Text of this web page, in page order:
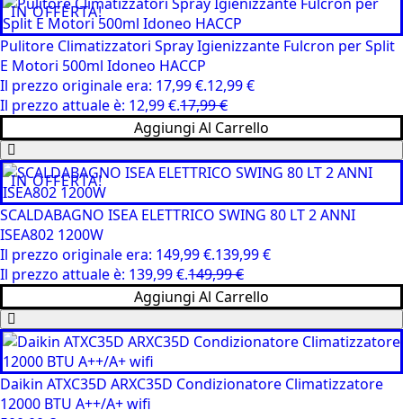
IN OFFERTA!
Pulitore Climatizzatori Spray Igienizzante Fulcron per Split
E Motori 500ml Idoneo HACCP
17,99€
Il prezzo originale era: 17,99 €.12,99€
Il prezzo attuale è: 12,99 €.
Aggiungi Al Carrello
IN OFFERTA!
SCALDABAGNO ISEA ELETTRICO SWING 80 LT 2 ANNI
ISEA802 1200W
149,99€
Il prezzo originale era: 149,99 €.139,99€
Il prezzo attuale è: 139,99 €.
Aggiungi Al Carrello
Daikin ATXC35D ARXC35D Condizionatore Climatizzatore
12000 BTU A++/A+ wifi